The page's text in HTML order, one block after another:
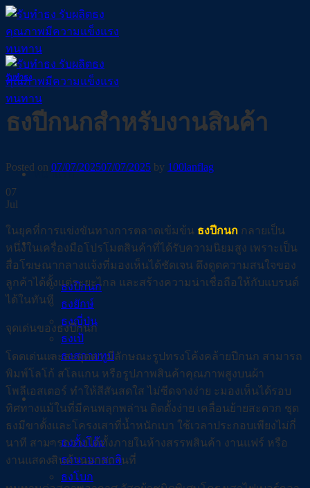
Skip
content
หน้าแรก
ธงชายหาด
ธงปีกนก
ธงยักษ์
ธงญี่ปุ่น
ธงเป้
ธงสกายทูป
ธงผ้า
ธงตั้งโต๊ะ
ธงนานาชาติ
ธงโบก
รับทำธง
ธงปีกนกสำหรับงานสินค้า
Posted on 07/07/202507/07/2025 by 100lanflag
07
Jul
ในยุคที่การแข่งขันทางการตลาดเข้มข้น ธงปีกนก กลายเป็น
หนึ่งในเครื่องมือโปรโมตสินค้าที่ได้รับความนิยมสูง เพราะเป็น
สื่อโฆษณากลางแจ้งที่มองเห็นได้ชัดเจน ดึงดูดความสนใจของ
ลูกค้าได้ตั้งแต่ระยะไกล และสร้างความน่าเชื่อถือให้กับแบรนด์
ได้ในทันที
จุดเด่นของธงปีกนก
โดดเด่นและสะดุดตา มีลักษณะรูปทรงโค้งคล้ายปีกนก สามารถ
พิมพ์โลโก้ สโลแกน หรือรูปภาพสินค้าคุณภาพสูงบนผ้า
โพลีเอสเตอร์ ทำให้สีสันสดใส ไม่ซีดจางง่าย ะมองเห็นได้รอบ
ทิศทางแม้ในที่มีคนพลุกพล่าน ติดตั้งง่าย เคลื่อนย้ายสะดวก ชุด
ธงมีขาตั้งและโครงเสาที่น้ำหนักเบา ใช้เวลาประกอบเพียงไม่กี่
นาที สามารถวางได้ทั้งภายในห้างสรรพสินค้า งานแฟร์ หรือ
งานแสดงสินค้านอกสถานที่